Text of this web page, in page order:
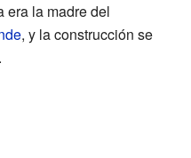
era la madre del
, y la construcción se
.